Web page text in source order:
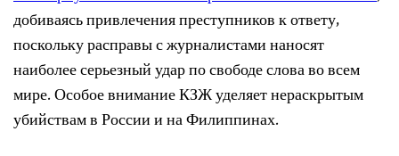
добиваясь привлечения преступников к ответу,
поскольку расправы с журналистами наносят
наиболее серьезный удар по свободе слова во всем
мире. Особое внимание КЗЖ уделяет нераскрытым
убийствам в России и на Филиппинах.